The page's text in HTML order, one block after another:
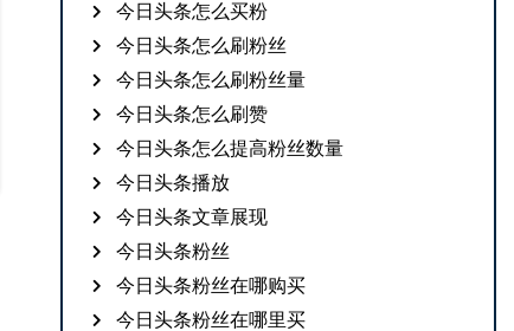
今日头条怎么买粉
今日头条怎么刷粉丝
今日头条怎么刷粉丝量
今日头条怎么刷赞
今日头条怎么提高粉丝数量
今日头条播放
今日头条文章展现
今日头条粉丝
今日头条粉丝在哪购买
今日头条粉丝在哪里买